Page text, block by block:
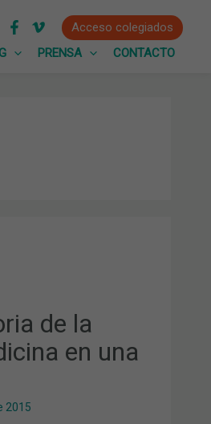
Acceso colegiados
PRENSA CONTACTO
de la
en una
2015